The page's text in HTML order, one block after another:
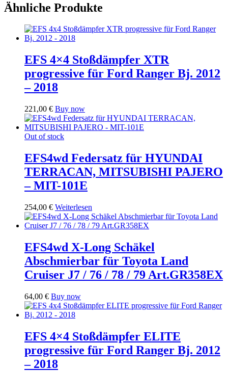
Ähnliche Produkte
EFS 4×4 Stoßdämpfer XTR
progressive für Ford Ranger Bj. 2012
– 2018
221,00 € Buy now
Out of stock
EFS4wd Federsatz für HYUNDAI
TERRACAN, MITSUBISHI PAJERO
– MIT-101E
254,00 € Weiterlesen
EFS4wd X-Long Schäkel
Abschmierbar für Toyota Land
Cruiser J7 / 76 / 78 / 79 Art.GR358EX
64,00 € Buy now
EFS 4×4 Stoßdämpfer ELITE
progressive für Ford Ranger Bj. 2012
– 2018